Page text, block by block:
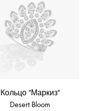
Кольцо "Маркиз"
Desert Bloom